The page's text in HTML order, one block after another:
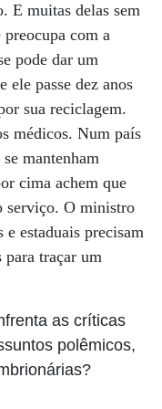
E muitas delas sem
com a
pode dar um
ele passe dez anos
sua reciclagem.
médicos. Num país
mantenham
cima achem que
serviço. O ministro
e estaduais precisam
para traçar um
as críticas
polêmicos,